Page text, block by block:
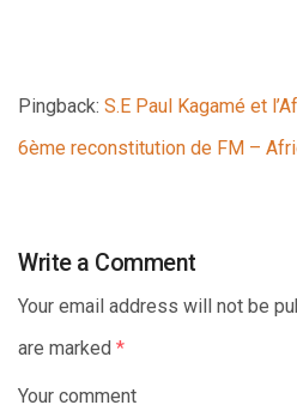
Pingback: S.E Paul Kagamé et
6ème reconstitution de FM –
Write a Comment
Your email address will not be
are marked *
Your comment